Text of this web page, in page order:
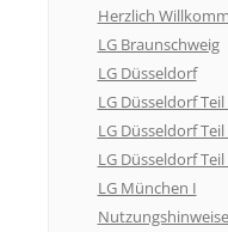
Herzlich
LG Braunschweig
LG Düsseldorf
LG Düsseldorf Teil
LG Düsseldorf Teil
LG Düsseldorf Teil
LG München I
Nutzungshinweise